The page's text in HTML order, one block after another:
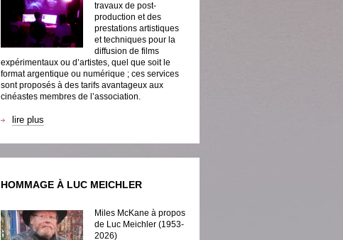
travaux de post-
production et des
prestations artistiques
et techniques pour la
diffusion de films
expérimentaux ou d’artistes, quel que soit le
format argentique ou numérique ; ces services
sont proposés à des tarifs avantageux aux
cinéastes membres de l’association.
lire plus
HOMMAGE À LUC MEICHLER
Miles McKane à propos
de Luc Meichler (1953-
2026)